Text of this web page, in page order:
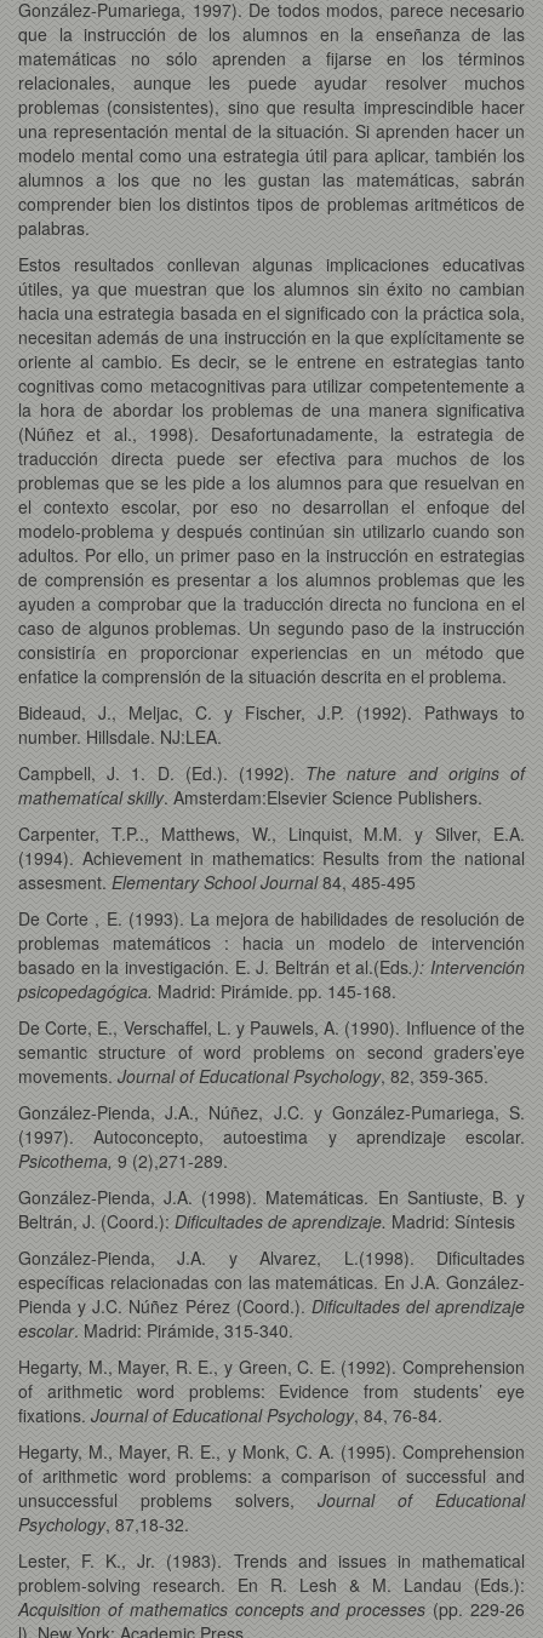
González-Pumariega, 1997). De todos modos, parece necesario
que la instrucción de los alumnos en la enseñanza de las
matemáticas no sólo aprenden a fijarse en los términos
relacionales, aunque les puede ayudar resolver muchos
problemas (consistentes), sino que resulta imprescindible hacer
una representación mental de la situación. Si aprenden hacer un
modelo mental como una estrategia útil para aplicar, también los
alumnos a los que no les gustan las matemáticas, sabrán
comprender bien los distintos tipos de problemas aritméticos de
palabras.
Estos resultados conllevan algunas implicaciones educativas
útiles, ya que muestran que los alumnos sin éxito no cambian
hacia una estrategia basada en el significado con la práctica sola,
necesitan además de una instrucción en la que explícitamente se
oriente al cambio. Es decir, se le entrene en estrategias tanto
cognitivas como metacognitivas para utilizar competentemente a
la hora de abordar los problemas de una manera significativa
(Núñez et al., 1998). Desafortunadamente, la estrategia de
traducción directa puede ser efectiva para muchos de los
problemas que se les pide a los alumnos para que resuelvan en
el contexto escolar, por eso no desarrollan el enfoque del
modelo-problema y después continúan sin utilizarlo cuando son
adultos. Por ello, un primer paso en la instrucción en estrategias
de comprensión es presentar a los alumnos problemas que les
ayuden a comprobar que la traducción directa no funciona en el
caso de algunos problemas. Un segundo paso de la instrucción
consistiría en proporcionar experiencias en un método que
enfatice la comprensión de la situación descrita en el problema.
Bideaud, J., Meljac, C. y Fischer, J.P. (1992). Pathways to
number. Hillsdale. NJ:LEA.
Campbell, J. 1. D. (Ed.). (1992). The nature and origins of
mathematícal skilly. Amsterdam:Elsevier Science Publishers.
Carpenter, T.P.., Matthews, W., Linquist, M.M. y Silver, E.A.
(1994). Achievement in mathematics: Results from the national
assesment. Elementary School Journal84, 485-495
De Corte , E. (1993). La mejora de habilidades de resolución de
problemas matemáticos : hacia un modelo de intervención
basado en la investigación. E. J. Beltrán et al.(Eds.): Intervención
psicopedagógica. Madrid: Pirámide. pp. 145-168.
De Corte, E., Verschaffel, L. y Pauwels, A. (1990). Influence of the
semantic structure of word problems on second graders’eye
movements. Journal of Educational Psychology, 82, 359-365.
González-Pienda, J.A., Núñez, J.C. y González-Pumariega, S.
(1997). Autoconcepto, autoestima y aprendizaje escolar.
Psicothema, 9 (2),271-289.
González-Pienda, J.A. (1998). Matemáticas. En Santiuste, B. y
Beltrán, J. (Coord.): Dificultades de aprendizaje. Madrid: Síntesis
González-Pienda, J.A. y Alvarez, L.(1998). Dificultades
específicas relacionadas con las matemáticas. En J.A. González-
Pienda y J.C. Núñez Pérez (Coord.). Dificultades del aprendizaje
escolar. Madrid: Pirámide, 315-340.
Hegarty, M., Mayer, R. E., y Green, C. E. (1992). Comprehension
of arithmetic word problems: Evidence from students’ eye
fixations. Journal of Educational Psychology, 84, 76-84.
Hegarty, M., Mayer, R. E., y Monk, C. A. (1995). Comprehension
of arithmetic word problems: a comparison of successful and
unsuccessful problems solvers, Journal of Educational
Psychology, 87,18-32.
Lester, F. K., Jr. (1983). Trends and issues in mathematical
problem-solving research. En R. Lesh & M. Landau (Eds.):
Acquisition of mathematics concepts and processes (pp. 229-26
l). New York: Academic Press.